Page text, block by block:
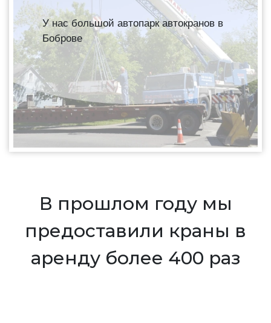
У нас большой автопарк автокранов в
Боброве
В прошлом году мы
предоставили краны в
аренду более 400 раз